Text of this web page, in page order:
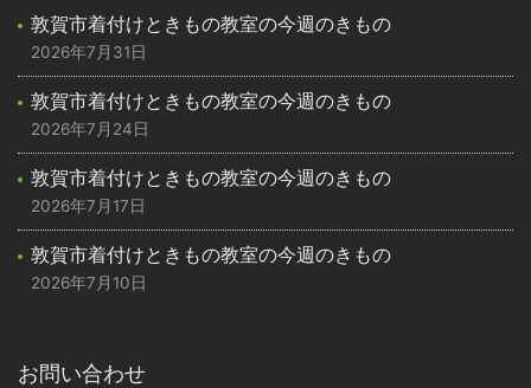
敦賀市着付けときもの教室の今週のきもの
2026年7月31日
敦賀市着付けときもの教室の今週のきもの
2026年7月24日
敦賀市着付けときもの教室の今週のきもの
2026年7月17日
敦賀市着付けときもの教室の今週のきもの
2026年7月10日
お問い合わせ